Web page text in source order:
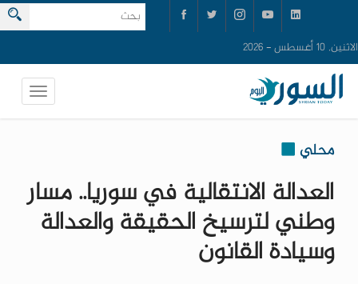
الاثنين, 10 أغسطس - 2026
محلي
العدالة الانتقالية في سوريا.. مسار
وطني لترسيخ الحقيقة والعدالة
وسيادة القانون